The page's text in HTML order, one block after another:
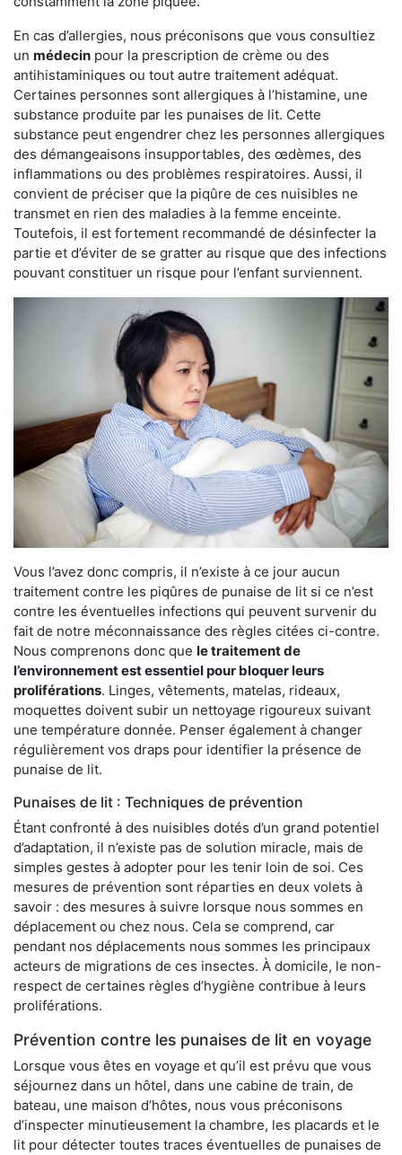
En cas d’allergies, nous préconisons que vous consultiez
un médecin pour la prescription de crème ou des
antihistaminiques ou tout autre traitement adéquat.
Certaines personnes sont allergiques à l’histamine, une
substance produite par les punaises de lit. Cette
substance peut engendrer chez les personnes allergiques
des démangeaisons insupportables, des œdèmes, des
inflammations ou des problèmes respiratoires. Aussi, il
convient de préciser que la piqûre de ces nuisibles ne
transmet en rien des maladies à la femme enceinte.
Toutefois, il est fortement recommandé de désinfecter la
partie et d’éviter de se gratter au risque que des infections
pouvant constituer un risque pour l’enfant surviennent.
Vous l’avez donc compris, il n’existe à ce jour aucun
traitement contre les piqûres de punaise de lit si ce n’est
contre les éventuelles infections qui peuvent survenir du
fait de notre méconnaissance des règles citées ci-contre.
Nous comprenons donc que le traitement de
l’environnement est essentiel pour bloquer leurs
proliférations. Linges, vêtements, matelas, rideaux,
moquettes doivent subir un nettoyage rigoureux suivant
une température donnée. Penser également à changer
régulièrement vos draps pour identifier la présence de
punaise de lit.
Punaises de lit : Techniques de prévention
Étant confronté à des nuisibles dotés d’un grand potentiel
d’adaptation, il n’existe pas de solution miracle, mais de
simples gestes à adopter pour les tenir loin de soi. Ces
mesures de prévention sont réparties en deux volets à
savoir : des mesures à suivre lorsque nous sommes en
déplacement ou chez nous. Cela se comprend, car
pendant nos déplacements nous sommes les principaux
acteurs de migrations de ces insectes. À domicile, le non-
respect de certaines règles d’hygiène contribue à leurs
proliférations.
Prévention contre les punaises de lit en voyage
Lorsque vous êtes en voyage et qu’il est prévu que vous
séjournez dans un hôtel, dans une cabine de train, de
bateau, une maison d’hôtes, nous vous préconisons
d’inspecter minutieusement la chambre, les placards et le
lit pour détecter toutes traces éventuelles de punaises de